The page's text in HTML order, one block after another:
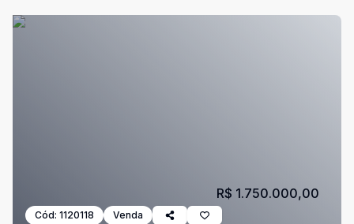
Cód: 1120118 Venda
R$ 1.750.000,00